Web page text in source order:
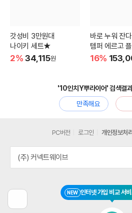
갓성비 3만원대
나이키 세트★
2% 34,115원
바로 누워 잔
템퍼 에르고
16%
'10인치Y뿌라이어' 검색결
만족해요
전
NEW 인터넷 가입 비교 서
PC버전 로그인 개인정보처
(주) 커넥트웨이브